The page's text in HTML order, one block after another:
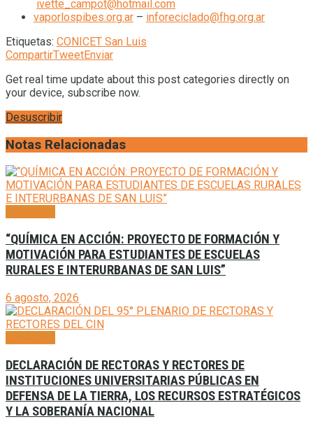
ivette_campot@hotmail.com
vaporlospibes.org.ar – inforeciclado@fhg.org.ar
Etiquetas: CONICET San Luis
CompartirTweetEnviar
Get real time update about this post categories directly on
your device, subscribe now.
Desuscribir
Notas Relacionadas
“QUÍMICA EN ACCIÓN: PROYECTO DE FORMACIÓN Y
MOTIVACIÓN PARA ESTUDIANTES DE ESCUELAS
RURALES E INTERURBANAS DE SAN LUIS”
6 agosto, 2026
DECLARACIÓN DE RECTORAS Y RECTORES DE
INSTITUCIONES UNIVERSITARIAS PÚBLICAS EN
DEFENSA DE LA TIERRA, LOS RECURSOS ESTRATÉGICOS
Y LA SOBERANÍA NACIONAL